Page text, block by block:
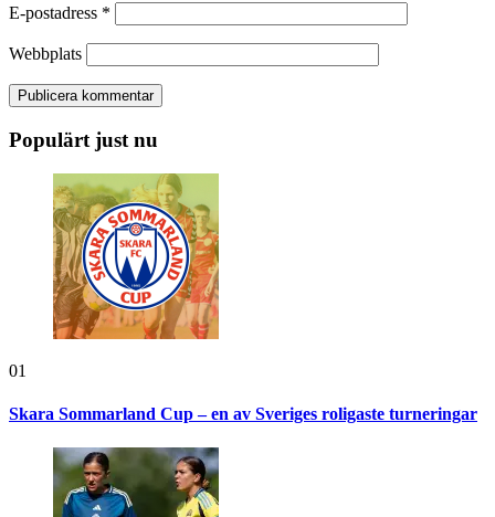
E-postadress *
Webbplats
Populärt just nu
01
Skara Sommarland Cup – en av Sveriges roligaste turneringar